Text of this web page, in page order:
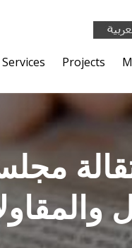
Services Projects